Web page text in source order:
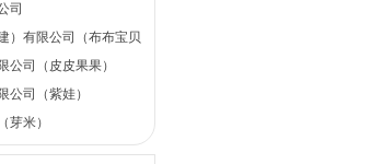
司
）有限公司（布布宝贝
公司（皮皮果果）
公司（紫娃）
芽米）